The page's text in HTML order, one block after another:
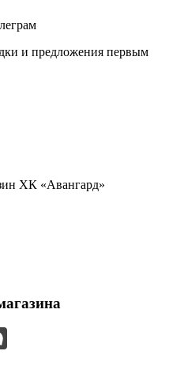
и предложения первым
ХК «Авангард»